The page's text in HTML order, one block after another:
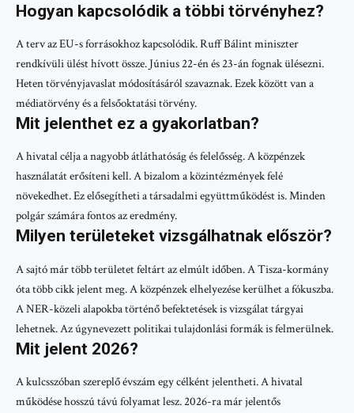
Hogyan kapcsolódik a többi törvényhez?
A terv az EU-s forrásokhoz kapcsolódik. Ruff Bálint miniszter
rendkívüli ülést hívott össze. Június 22-én és 23-án fognak ülésezni.
Heten törvényjavaslat módosításáról szavaznak. Ezek között van a
médiatörvény és a felsőoktatási törvény.
Mit jelenthet ez a gyakorlatban?
A hivatal célja a nagyobb átláthatóság és felelősség. A közpénzek
használatát erősíteni kell. A bizalom a közintézmények felé
növekedhet. Ez elősegítheti a társadalmi együttműködést is. Minden
polgár számára fontos az eredmény.
Milyen területeket vizsgálhatnak először?
A sajtó már több területet feltárt az elmúlt időben. A Tisza-kormány
óta több cikk jelent meg. A közpénzek elhelyezése kerülhet a fókuszba.
A NER-közeli alapokba történő befektetések is vizsgálat tárgyai
lehetnek. Az úgynevezett politikai tulajdonlási formák is felmerülnek.
Mit jelent 2026?
A kulcsszóban szereplő évszám egy célként jelentheti. A hivatal
működése hosszú távú folyamat lesz. 2026-ra már jelentős